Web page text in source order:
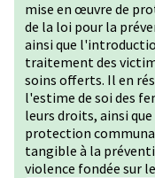
mise en œuvre de
de la loi pour la
ainsi que
traitement des
soins offerts. Il en
l'estime de soi des
leurs droits, ainsi que
protection
tangible à la
violence fondée sur